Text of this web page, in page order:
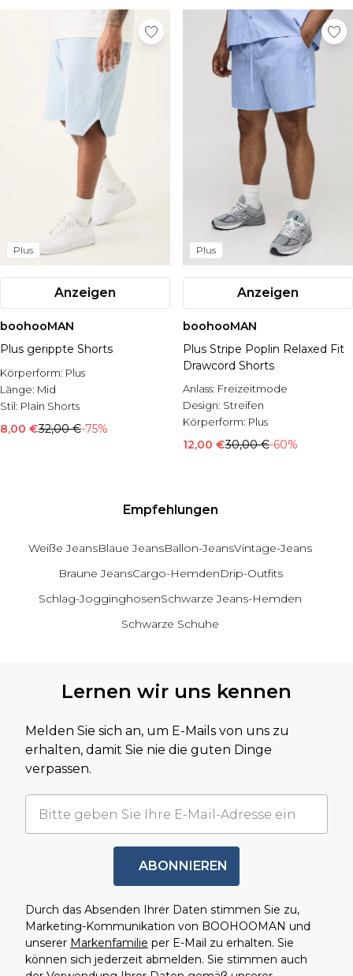
Plus
Anzeigen
boohooMAN
Plus gerippte Shorts
Körperform: Plus
Länge: Mid
Stil: Plain Shorts
8,00 €32,00 €-75%
Plus
Anzeigen
boohooMAN
Plus Stripe Poplin Relaxed Fit
Drawcord Shorts
Anlass: Freizeitmode
Design: Streifen
Körperform: Plus
12,00 €30,00 €-60%
Empfehlungen
Weiße JeansBlaue JeansBallon-JeansVintage-Jeans
Braune JeansCargo-HemdenDrip-Outfits
Schlag-JogginghosenSchwarze Jeans-Hemden
Schwarze Schuhe
Lernen wir uns kennen
Melden Sie sich an, um E-Mails von uns zu
erhalten, damit Sie nie die guten Dinge
verpassen.
ABONNIEREN
Durch das Absenden Ihrer Daten stimmen Sie zu,
Marketing-Kommunikation von BOOHOOMAN und
unserer Markenfamilie per E-Mail zu erhalten. Sie
können sich jederzeit abmelden. Sie stimmen auch